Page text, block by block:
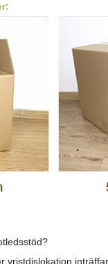
vristdislokation